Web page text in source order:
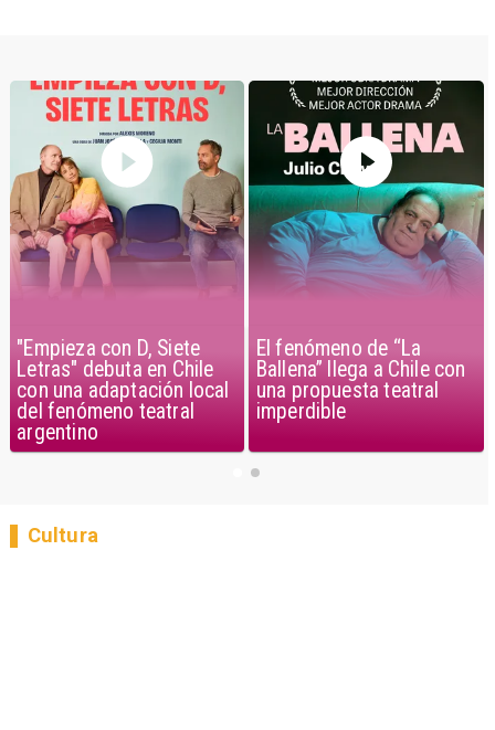
El fenómeno de “La
Ballena” llega a Chile con
una propuesta teatral
imperdible
"Empieza con D, Siete
Letras" debuta en Chile
con una adaptación local
del fenómeno teatral
Cultura